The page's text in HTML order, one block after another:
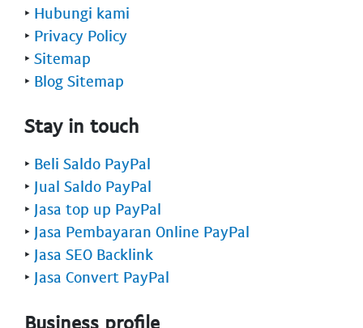
‣ Hubungi kami
‣ Privacy Policy
‣ Sitemap
‣ Blog Sitemap
Stay in touch
‣ Beli Saldo PayPal
‣ Jual Saldo PayPal
‣ Jasa top up PayPal
‣ Jasa Pembayaran Online PayPal
‣ Jasa SEO Backlink
‣ Jasa Convert PayPal
Business profile